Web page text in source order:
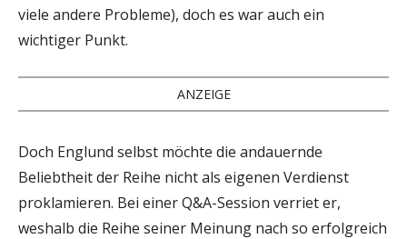
viele andere Probleme), doch es war auch ein
wichtiger Punkt.
ANZEIGE
Doch Englund selbst möchte die andauernde
Beliebtheit der Reihe nicht als eigenen Verdienst
proklamieren. Bei einer Q&A-Session verriet er,
weshalb die Reihe seiner Meinung nach so erfolgreich